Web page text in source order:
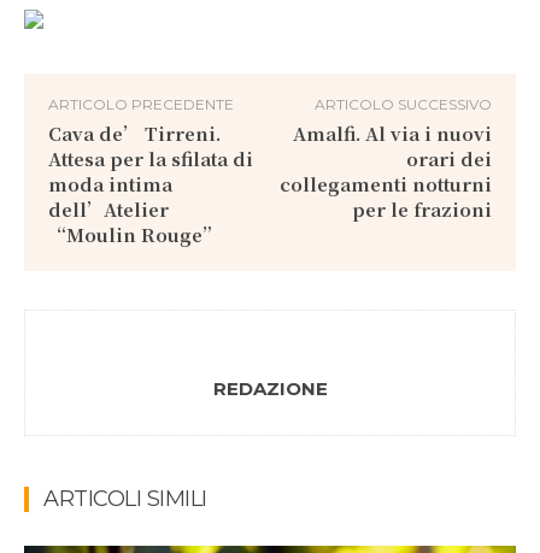
ARTICOLO PRECEDENTE
Cava de’ Tirreni.
Attesa per la sfilata di
moda intima
dell’Atelier
“Moulin Rouge”
ARTICOLO SUCCESSIVO
Amalfi. Al via i nuovi
orari dei
collegamenti notturni
per le frazioni
REDAZIONE
ARTICOLI SIMILI